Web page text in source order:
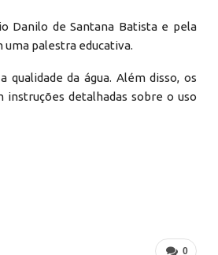
Danilo de Santana Batista e pela
uma palestra educativa.
da água. Além disso, os
detalhadas sobre o uso
0